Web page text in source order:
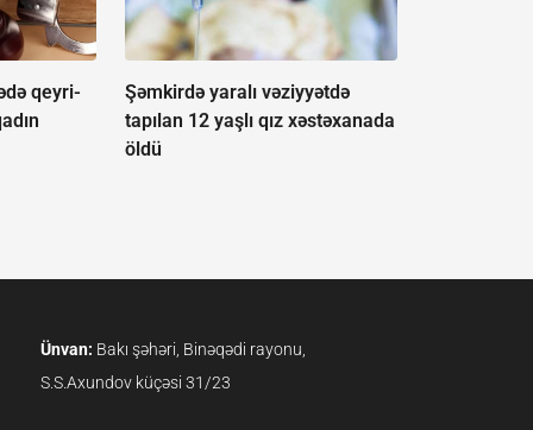
qeyri-
Şəmkirdə yaralı vəziyyətdə
tapılan 12 yaşlı qız xəstəxanada
öldü
Ünvan: Bakı şəhəri, Binəqədi rayonu,
S.S.Axundov küçəsi 31/23